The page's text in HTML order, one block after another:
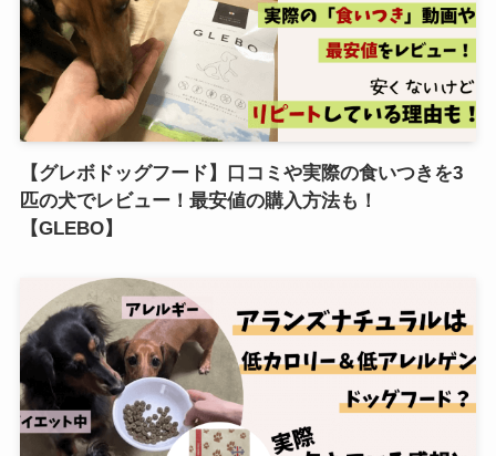
【グレボドッグフード】口コミや実際の食いつきを3
匹の犬でレビュー！最安値の購入方法も！
【GLEBO】